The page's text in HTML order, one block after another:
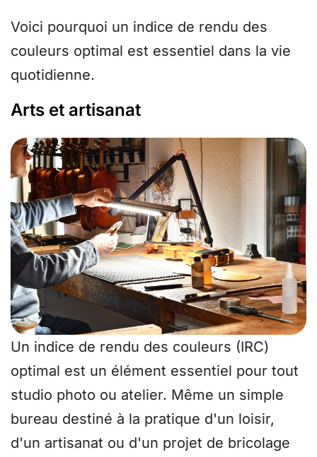
Voici pourquoi un indice de rendu des
couleurs optimal est essentiel dans la vie
quotidienne.
Arts et artisanat
Un indice de rendu des couleurs (IRC)
optimal est un élément essentiel pour tout
studio photo ou atelier. Même un simple
bureau destiné à la pratique d'un loisir,
d'un artisanat ou d'un projet de bricolage